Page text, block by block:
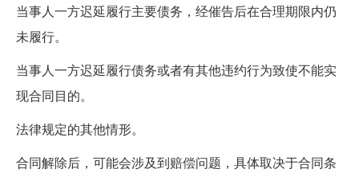
当事人一方迟延履行主要债务，经催告后在合理期限内仍
未履行。
当事人一方迟延履行债务或者有其他违约行为致使不能实
现合同目的。
法律规定的其他情形。
合同解除后，可能会涉及到赔偿问题，具体取决于合同条